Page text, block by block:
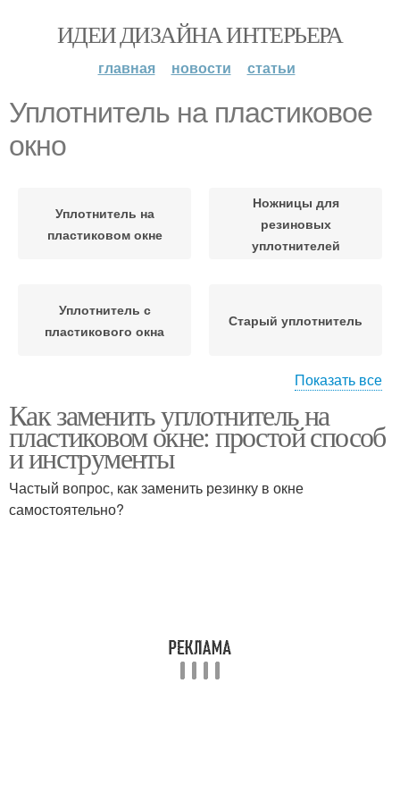
ИДЕИ ДИЗАЙНА ИНТЕРЬЕРА
главная новости статьи
Уплотнитель на пластиковое
окно
Уплотнитель на
пластиковом окне
Ножницы для
резиновых
уплотнителей
Уплотнитель с
пластикового окна
Старый уплотнитель
резиновых
уплотнителей
Новый уплотнитель
Окно от остатков
Показать все
Как заменить уплотнитель на
пластиковом окне: простой способ
и инструменты
Частый вопрос, как заменить резинку в окне
самостоятельно?